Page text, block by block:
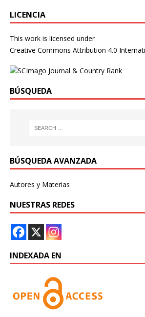
LICENCIA
This work is licensed under
Creative Commons Attribution 4.0
BÚSQUEDA
BÚSQUEDA AVANZADA
Autores y Materias
NUESTRAS REDES
INDEXADA EN